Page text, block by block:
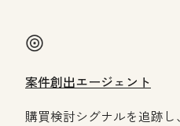
案件創出エージェント
購買検討シグナルを追跡